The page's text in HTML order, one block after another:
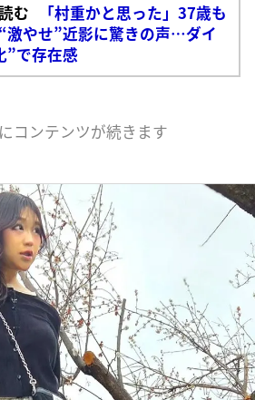
む
「村重かと思った」37歳も
激やせ”近影に驚きの声…ダイ
”で存在感
コンテンツが続きます